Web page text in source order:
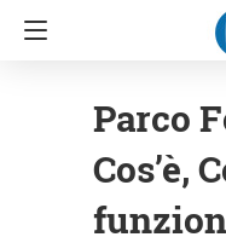
Parco
Cos’è,